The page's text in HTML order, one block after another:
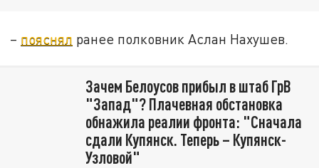
– пояснял ранее полковник Аслан Нахушев.
Зачем Белоусов прибыл в штаб ГрВ
"Запад"? Плачевная обстановка
обнажила реалии фронта: "Сначала
сдали Купянск. Теперь – Купянск-
Узловой"